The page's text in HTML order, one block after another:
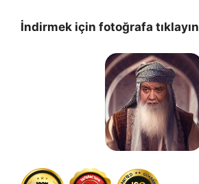
İndirmek için fotoğrafa tıklayın